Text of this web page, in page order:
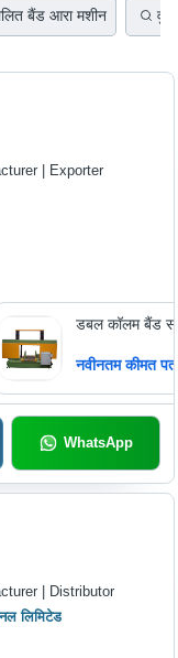
बैंड आरा मशीन
| Exporter
डबल कॉलम बैंड
नवीनतम कीमत
WhatsApp
| Distributor
लिमिटेड